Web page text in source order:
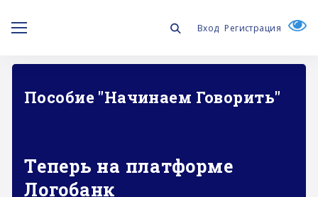
Вход Регистрация
Пособие "Начинаем Говорить"
Теперь на платформе
Логобанк